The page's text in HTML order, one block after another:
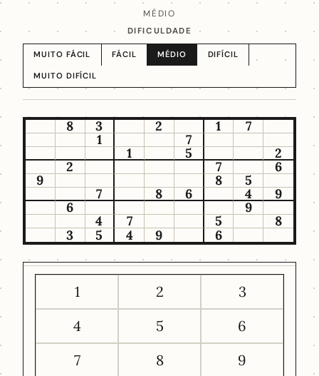
MÉDIO
DIFICULDADE
MUITO FÁCIL FÁCIL MÉDIO DIFÍCIL
MUITO DIFÍCIL
8 3 2 1
7
1
7
1
5
2
2
7
6
9
8
5
7
8 6 4
9
6
9
4
7 5
8
3
5 4 9 6
1 2
3
4
5
6
7
8 9